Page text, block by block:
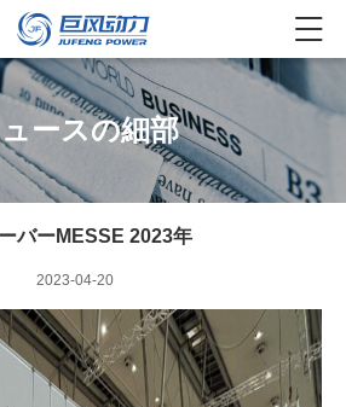
ースの細部
バーMESSE 2023年
2023-04-20